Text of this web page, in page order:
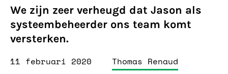
We zijn zeer verheugd dat Jason als
systeembeheerder ons team komt
versterken.
11 februari 2020 Thomas Renaud